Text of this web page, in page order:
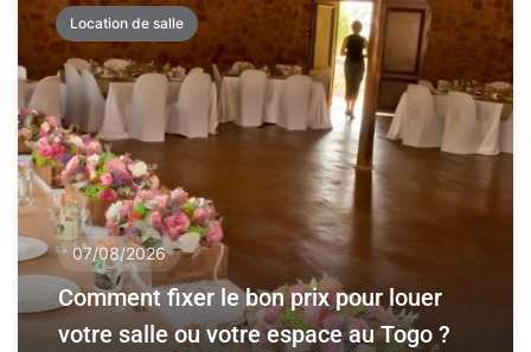
Location de salle
07/08/2026
Comment fixer le bon prix pour louer
votre salle ou votre espace au Togo ?